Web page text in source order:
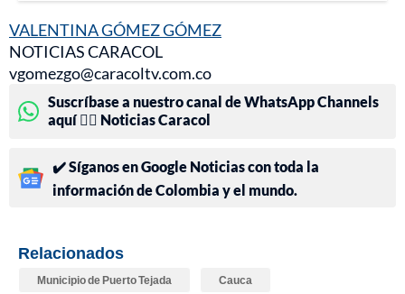
VALENTINA GÓMEZ GÓMEZ
NOTICIAS CARACOL
vgomezgo@caracoltv.com.co
Suscríbase a nuestro canal de WhatsApp Channels
aquí 👉🏻 Noticias Caracol
✔️ Síganos en Google Noticias con toda la
información de Colombia y el mundo.
Relacionados
Municipio de Puerto Tejada Cauca